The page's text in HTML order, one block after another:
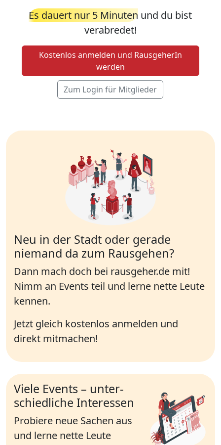
Es dauert nur 5 Minuten und du bist
verabredet!
Kostenlos anmelden und RausgeherIn
werden
Zum Login für Mitglieder
Neu in der Stadt oder gerade
niemand da zum Rausgehen?
Dann mach doch bei rausgeher.de mit!
Nimm an Events teil und lerne nette Leute
kennen.
Jetzt gleich kostenlos anmelden und
direkt mitmachen!
Viele Events – unter­
schied­liche Inte­res­sen
Probiere neue Sachen aus
und lerne nette Leute